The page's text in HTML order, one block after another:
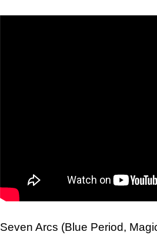
Seven Arcs (Blue Period,